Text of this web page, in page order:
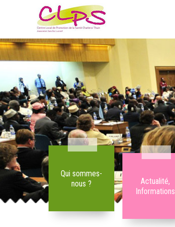
Qui sommes-
nous ?
Actualité,
Informations